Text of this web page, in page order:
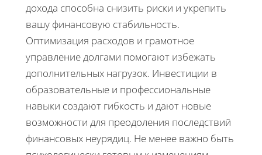
дохода способна снизить риски и укрепить
вашу финансовую стабильность.
Оптимизация расходов и грамотное
управление долгами помогают избежать
дополнительных нагрузок. Инвестиции в
образовательные и профессиональные
навыки создают гибкость и дают новые
возможности для преодоления последствий
финансовых неурядиц. Не менее важно быть